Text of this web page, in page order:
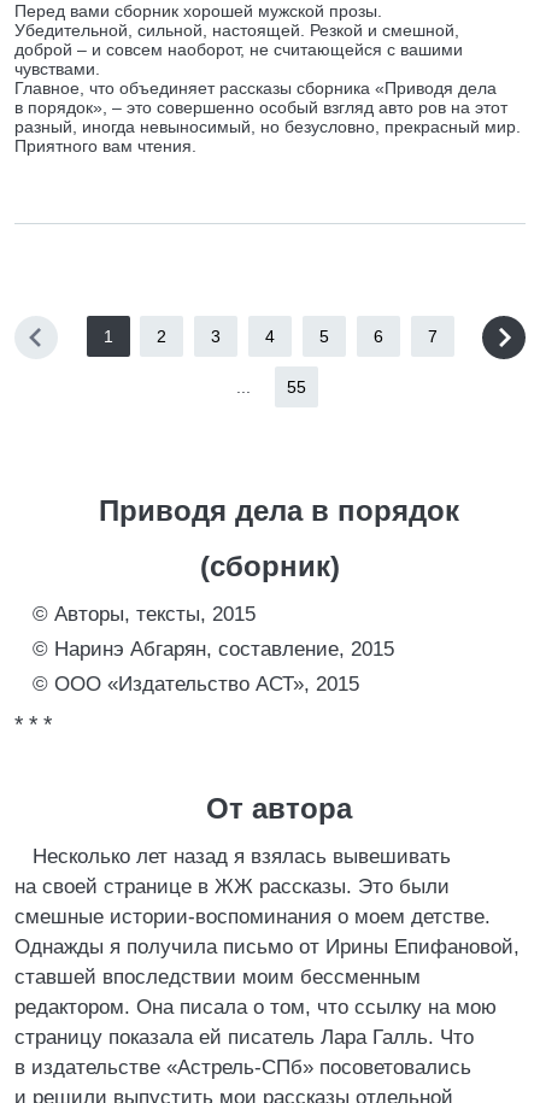
Перед вами сборник хорошей мужской прозы.
Убедительной, сильной, настоящей. Резкой и смешной,
доброй – и совсем наоборот, не считающейся с вашими
чувствами.
Главное, что объединяет рассказы сборника «Приводя дела
в порядок», – это совершенно особый взгляд авто ров на этот
разный, иногда невыносимый, но безусловно, прекрасный мир.
Приятного вам чтения.
1 2 3 4 5 6 7
55
Приводя дела в порядок
(сборник)
© Авторы, тексты, 2015
© Наринэ Абгарян, составление, 2015
© ООО «Издательство АСТ», 2015
* * *
От автора
Несколько лет назад я взялась вывешивать
на своей странице в ЖЖ рассказы. Это были
смешные истории-воспоминания о моем детстве.
Однажды я получила письмо от Ирины Епифановой,
ставшей впоследствии моим бессменным
редактором. Она писала о том, что ссылку на мою
страницу показала ей писатель Лара Галль. Что
в издательстве «Астрель-СПб» посоветовались
и решили выпустить мои рассказы отдельной